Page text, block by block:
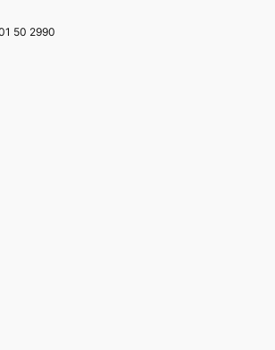
50 2990